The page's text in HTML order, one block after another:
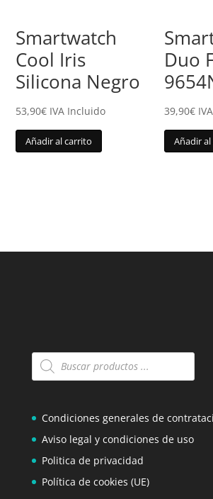
Smartwatch
Cool Iris
Silicona Negro
53,90€ IVA Incluido
Añadir al carrito
Duo
39,90€
Añadir
Búsqueda
Condiciones generales de
Aviso legal y condiciones de uso
Politica de privacidad
Política de cookies (UE)